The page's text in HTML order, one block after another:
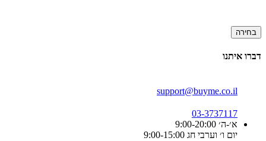
בחירה
דברו איתנו
support@buyme.co.il
03-3737117
א׳-ה׳ 9:00-20:00
יום ו׳ וערבי חג 9:00-15:00